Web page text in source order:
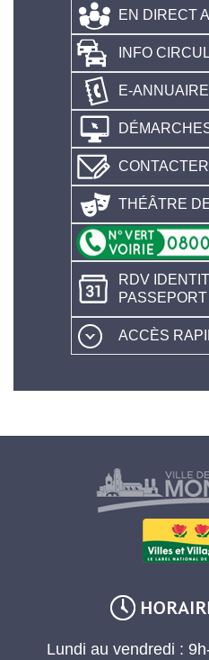
EN DIRECT
INFO
E-ANNUAIRE
THÉÂTRE
RDV
PASSEPORT
ACCÈS
Lundi au vendredi :